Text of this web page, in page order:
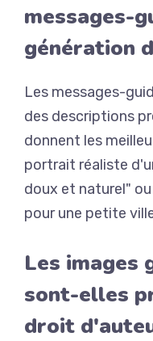
messages-
génération
Les messages-
des descriptions
donnent les
portrait réaliste
doux et naturel"
pour une petite
Les images
sont-elles
droit